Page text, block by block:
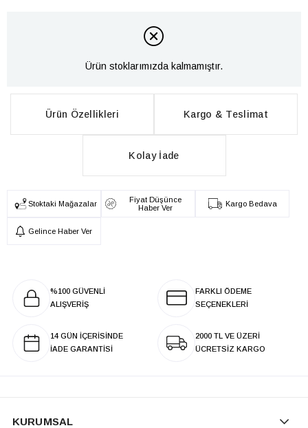
Ürün stoklarımızda kalmamıştır.
Ürün Özellikleri Kargo & Teslimat
Kolay İade
Stoktaki Mağazalar
Fiyat Düşünce
Haber Ver
Kargo Bedava
Gelince Haber Ver
%100 GÜVENLİ
ALIŞVERİŞ
FARKLI ÖDEME
SEÇENEKLERİ
14 GÜN İÇERİSİNDE
İADE GARANTİSİ
2000 TL VE ÜZERİ
ÜCRETSİZ KARGO
KURUMSAL